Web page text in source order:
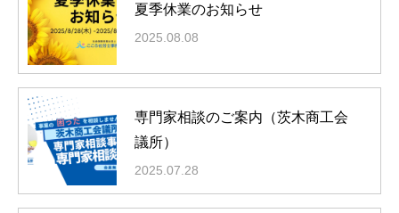
夏季休業のお知らせ
2025.08.08
専門家相談のご案内（茨木商工会
議所）
2025.07.28